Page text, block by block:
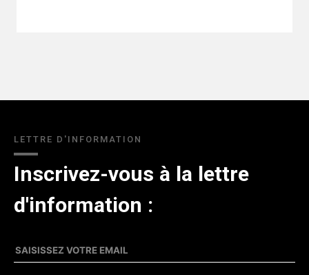
LETTRE D'INFORMATION
Inscrivez-vous à la lettre
d'information :